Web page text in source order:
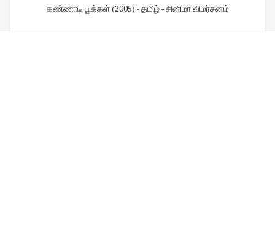
கண்ணாடி பூக்கள் (2005) - தமிழ் - சினிமா விமர்சனம்